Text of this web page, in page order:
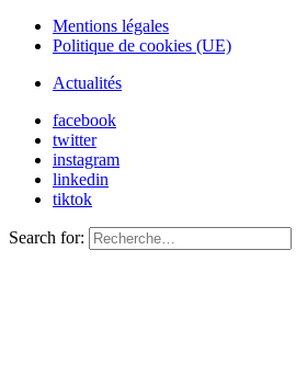
Mentions légales
Politique de cookies (UE)
Actualités
facebook
twitter
instagram
linkedin
tiktok
Search for: